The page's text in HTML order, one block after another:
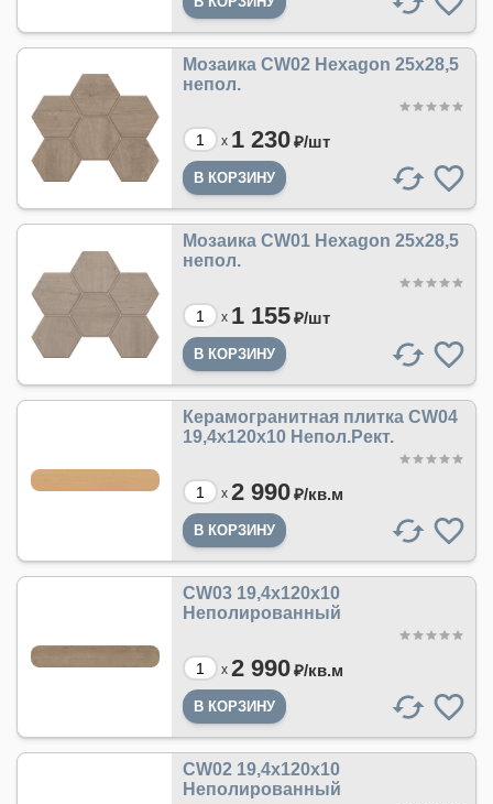
Мозаика CW02 Hexagon 25x28,5
непол.
x 1 230₽/шт
Мозаика CW01 Hexagon 25x28,5
непол.
x 1 155₽/шт
Керамогранитная плитка CW04
19,4х120х10 Непол.Рект.
x 2 990₽/кв.м
CW03 19,4х120х10
Неполированный
x 2 990₽/кв.м
CW02 19,4х120х10
Неполированный